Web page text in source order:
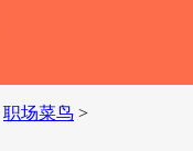
职场菜鸟 >